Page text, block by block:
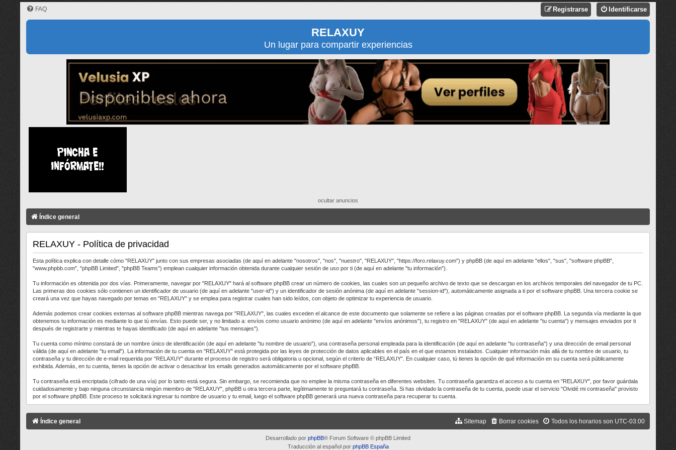
FAQ Identificarse
Registrarse
RELAXUY
Un lugar para compartir experiencias
ocultar anuncios
Índice general
RELAXUY - Política de privacidad
Esta política explica con detalle cómo "RELAXUY" junto con sus empresas asociadas (de aquí en adelante "nosotros", "nos", "nuestro", "RELAXUY", "https://foro.relaxuy.com") y phpBB (de aquí en adelante "ellos", "sus", "software phpBB",
"www.phpbb.com", "phpBB Limited", "phpBB Teams") emplean cualquier información obtenida durante cualquier sesión de uso por ti (de aquí en adelante "tu información").
Tu información es obtenida por dos vías. Primeramente, navegar por "RELAXUY" hará al software phpBB crear un número de cookies, las cuales son un pequeño archivo de texto que se descargan en los archivos temporales del navegador de tu PC.
Las primeras dos cookies sólo contienen un identificador de usuario (de aquí en adelante "user-id") y un identificador de sesión anónima (de aquí en adelante "session-id"), automáticamente asignada a ti por el software phpBB. Una tercera cookie se
creará una vez que hayas navegado por temas en "RELAXUY" y se emplea para registrar cuales han sido leídos, con objeto de optimizar tu experiencia de usuario.
Además podemos crear cookies externas al software phpBB mientras navega por "RELAXUY", las cuales exceden el alcance de este documento que solamente se refiere a las páginas creadas por el software phpBB. La segunda vía mediante la que
obtenemos tu información es mediante lo que tú envías. Esto puede ser, y no limitado a: envíos como usuario anónimo (de aquí en adelante "envíos anónimos"), tu registro en "RELAXUY" (de aquí en adelante "tu cuenta") y mensajes enviados por ti
después de registrarte y mientras te hayas identificado (de aquí en adelante "tus mensajes").
Tu cuenta como mínimo constará de un nombre único de identificación (de aquí en adelante "tu nombre de usuario"), una contraseña personal empleada para la identificación (de aquí en adelante "tu contraseña") y una dirección de email personal
válida (de aquí en adelante "tu email"). La información de tu cuenta en "RELAXUY" está protegida por las leyes de protección de datos aplicables en el país en el que estamos instalados. Cualquier información más allá de tu nombre de usuario, tu
contraseña y tu dirección de e-mail requerida por "RELAXUY" durante el proceso de registro será obligatoria u opcional, según el criterio de “RELAXUY”. En cualquier caso, tú tienes la opción de qué información en su cuenta será públicamente
exhibida. Además, en tu cuenta, tienes la opción de activar o desactivar los emails generados automáticamente por el software phpBB.
Tu contraseña está encriptada (cifrado de una vía) por lo tanto está segura. Sin embargo, se recomienda que no emplee la misma contraseña en diferentes websites. Tu contraseña garantiza el acceso a tu cuenta en "RELAXUY", por favor guárdala
cuidadosamente y bajo ninguna circunstancia ningún miembro de "RELAXUY", phpBB u otra tercera parte, legítimamente te preguntará tu contraseña. Si has olvidado la contraseña de tu cuenta, puede usar el servicio "Olvidé mi contraseña" provisto
por el software phpBB. Este proceso te solicitará ingresar tu nombre de usuario y tu email, luego el software phpBB generará una nueva contraseña para recuperar tu cuenta.
Índice general Todos los horarios son UTC-03:00
Borrar cookies
Sitemap
Desarrollado por phpBB® Forum Software © phpBB Limited
Traducción al español por phpBB España